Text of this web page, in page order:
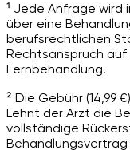
¹ Jede Anfrage wird
über eine
berufsrechtlichen
Rechtsanspruch
Fernbehandlung.
² Die Gebühr (14,99
Lehnt der Arzt die
vollständige